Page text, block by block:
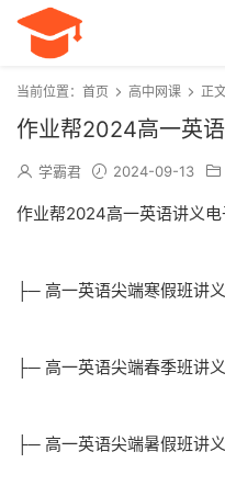
当前位置： 首页 高中网课 正
作业帮2024高一英
学霸君 2024-09-13
作业帮2024高一英语讲义电
├─ 高一英语尖端寒假班讲
├─ 高一英语尖端春季班讲
├─ 高一英语尖端暑假班讲